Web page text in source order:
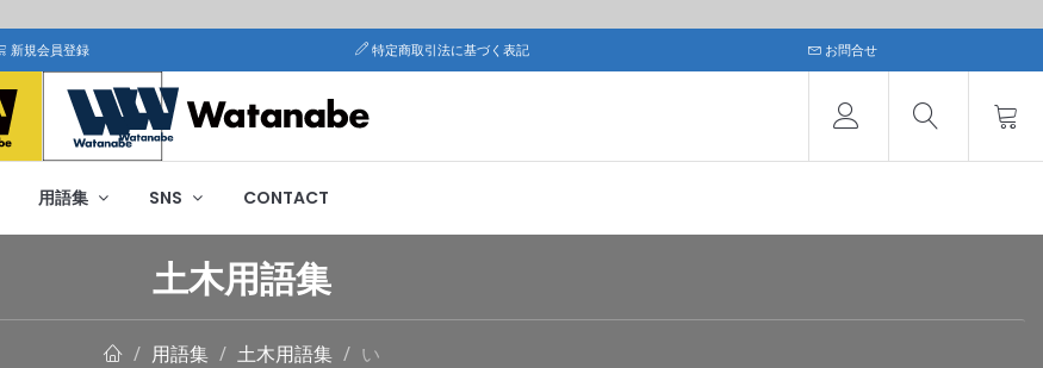
新規会員登録 特定商取引法に基づく表記 お問合せ
用語集 SNS CONTACT
土木用語集
用語集 土木用語集 い